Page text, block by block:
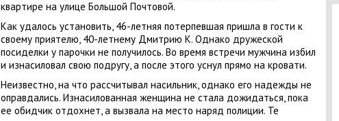
квартире на улице Большой Почтовой.
Как удалось установить, 46-летняя потерпевшая пришла в гости к
своему приятелю, 40-летнему Дмитрию К. Однако дружеской
посиделки у парочки не получилось. Во время встречи мужчина избил
и изнасиловал свою подругу, а после этого уснул прямо на кровати.
Неизвестно, на что рассчитывал насильник, однако его надежды не
оправдались. Изнасилованная женщина не стала дожидаться, пока
ее обидчик отдохнет, а вызвала на место наряд полиции. Те